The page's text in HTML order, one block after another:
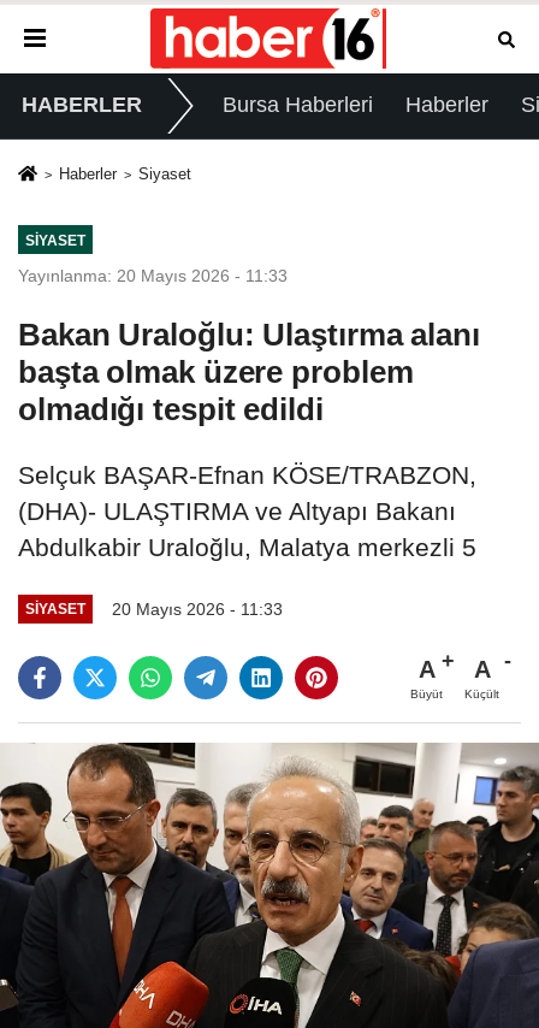
HABERLER Bursa Haberleri Haberler
Haberler Siyaset
SIYASET
Yayınlanma: 20 Mayıs 2026 - 11:33
Bakan Uraloğlu: Ulaştırma alanı
başta olmak üzere problem
olmadığı tespit edildi
Selçuk BAŞAR-Efnan KÖSE/TRABZON,
(DHA)- ULAŞTIRMA ve Altyapı Bakanı
Abdulkabir Uraloğlu, Malatya merkezli 5
SIYASET 20 Mayıs 2026 - 11:33
A
Büyüt
A
Küçült